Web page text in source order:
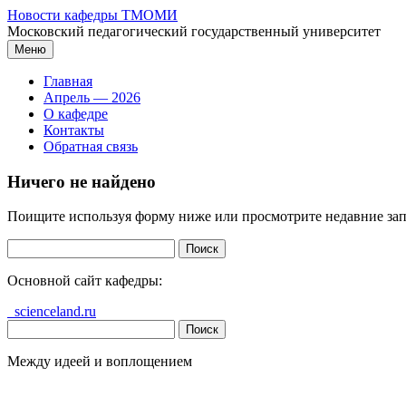
Перейти
к
содержимому
Новости кафедры ТМОМИ
Московский педагогический государственный университет
Меню
Главная
Апрель — 2026
О кафедре
Контакты
Обратная связь
Ничего не найдено
Поищите используя форму ниже или просмотрите недавние
Основной сайт кафедры:
scienceland.ru
Между идеей и воплощением